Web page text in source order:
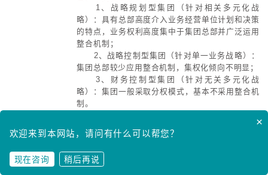
3、投资管理体制。建立投资项
评估，投资决策，监督实施，运作管
管理体制。
4、投资管理权限。一般集团
权，统一投资审批。
5、投资管理要点。主要包括对
建立企业投资项目库、确定合理的投
效益评估等。
1、符合投资战略管理要求